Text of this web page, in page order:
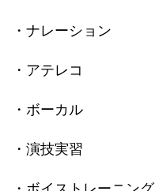
・ナレーション
・アテレコ
・ボーカル
・演技実習